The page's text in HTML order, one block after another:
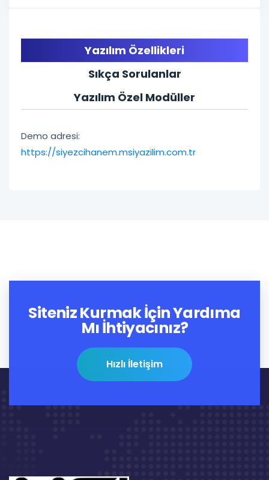
Yazılım Özellikleri
Sıkça Sorulanlar
Yazılım Özel Modüller
Demo adresi:
https://siyezcihanem.msiyazilim.com.tr
Siteniz Kurmak İçin Yardıma
Mı İhtiyacınız?
Hızlı İletişim